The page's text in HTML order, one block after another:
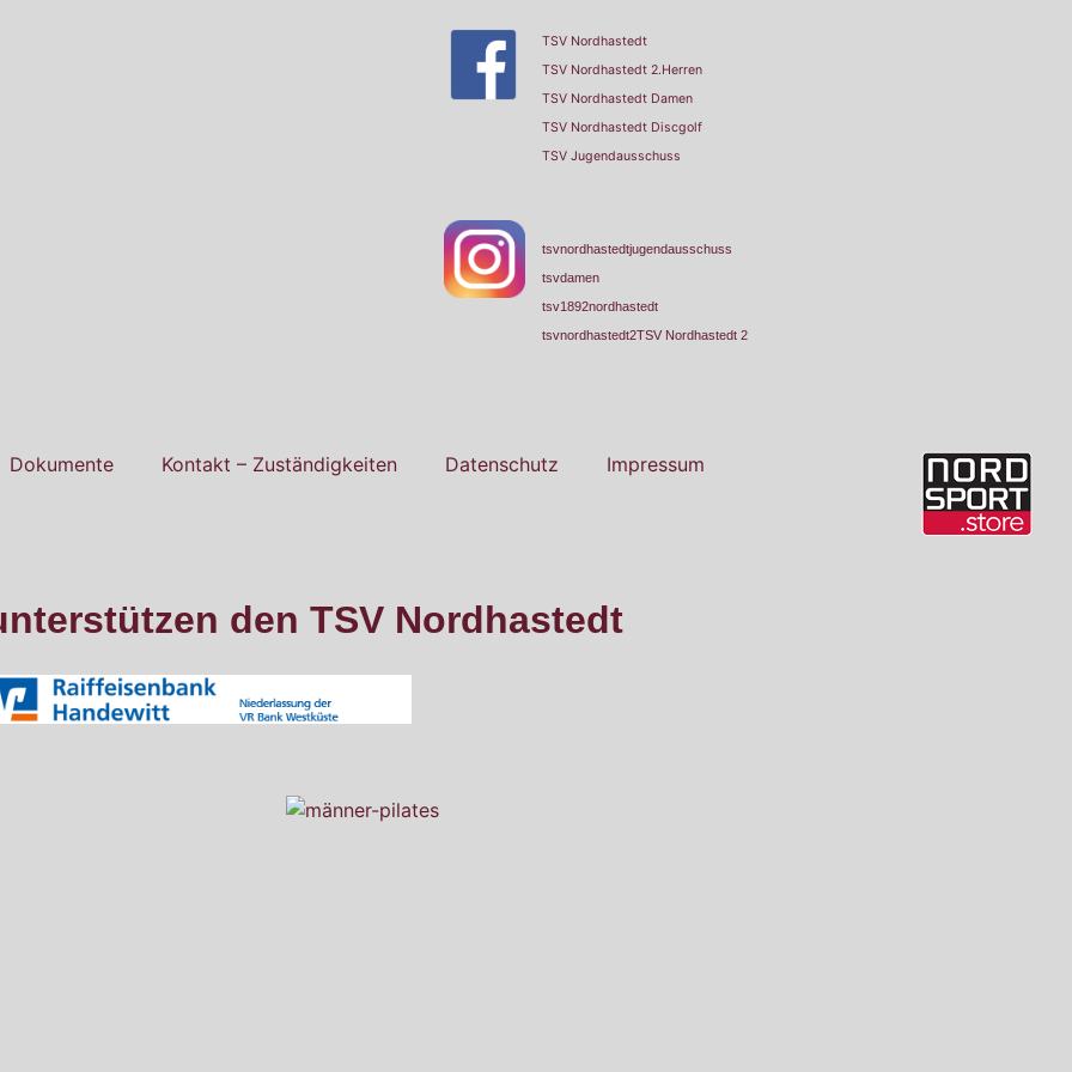
TSV Nordhastedt
TSV Nordhastedt 2.Herren
TSV Nordhastedt Damen
TSV Nordhastedt Discgolf
TSV Jugendausschuss
tsvnordhastedtjugendausschuss
tsvdamen
tsv1892nordhastedt
tsvnordhastedt2TSV Nordhastedt 2
Dokumente Kontakt – Zuständigkeiten Datenschutz Impressum
den TSV Nordhastedt